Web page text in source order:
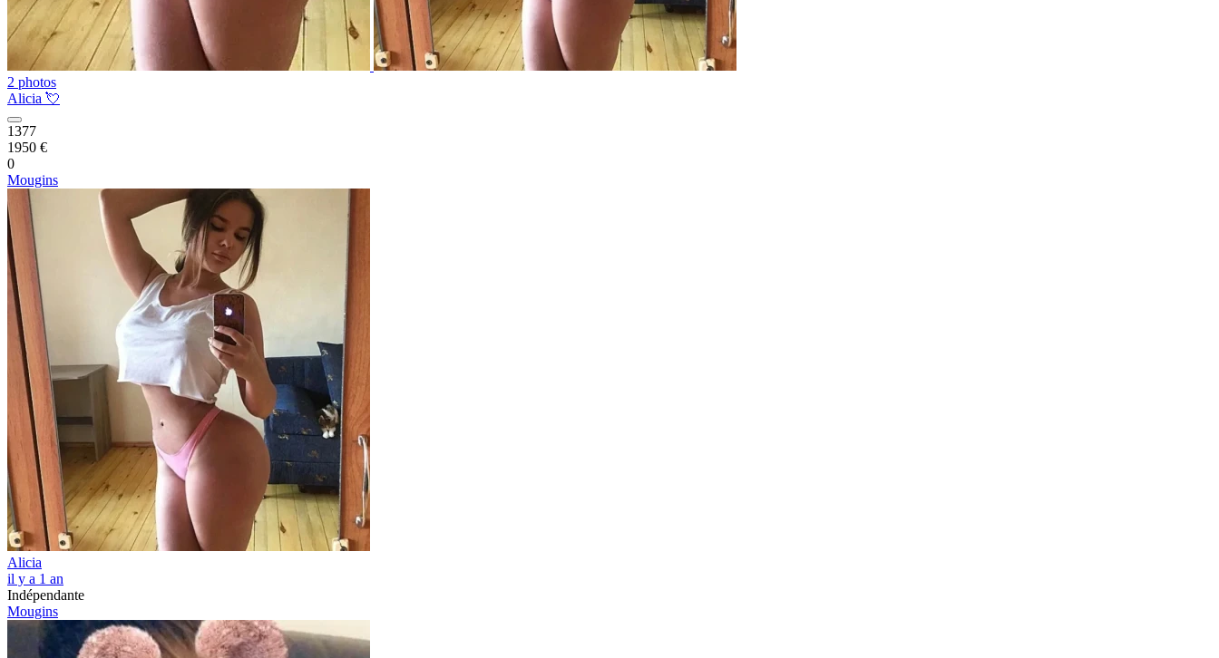
2 photos
Alicia 💘
1377
1950 €
0
Mougins
Alicia
il y a 1 an
Indépendante
Mougins